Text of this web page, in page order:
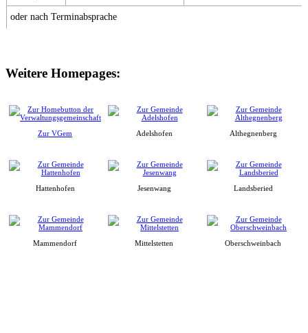
oder nach Terminabsprache
Weitere Homepages:
Zur VGem Adelshofen Althegnenberg
Hattenhofen Jesenwang Landsberied
Mammendorf Mittelstetten Oberschweinbach